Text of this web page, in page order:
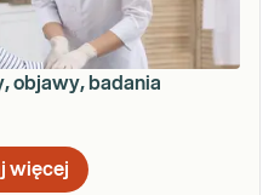
objawy, badania
więcej